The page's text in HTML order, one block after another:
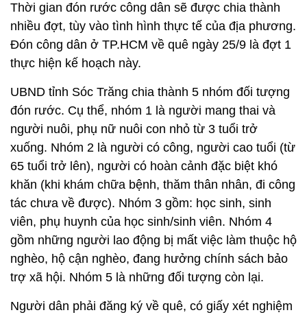
Thời gian đón rước công dân sẽ được chia thành
nhiều đợt, tùy vào tình hình thực tế của địa phương.
Đón công dân ở TP.HCM về quê ngày 25/9 là đợt 1
thực hiện kế hoạch này.
UBND tỉnh Sóc Trăng chia thành 5 nhóm đối tượng
đón rước. Cụ thể, nhóm 1 là người mang thai và
người nuôi, phụ nữ nuôi con nhỏ từ 3 tuổi trở
xuống. Nhóm 2 là người có công, người cao tuổi (từ
65 tuổi trở lên), người có hoàn cảnh đặc biệt khó
khăn (khi khám chữa bệnh, thăm thân nhân, đi công
tác chưa về được). Nhóm 3 gồm: học sinh, sinh
viên, phụ huynh của học sinh/sinh viên. Nhóm 4
gồm những người lao động bị mất việc làm thuộc hộ
nghèo, hộ cận nghèo, đang hưởng chính sách bảo
trợ xã hội. Nhóm 5 là những đối tượng còn lại.
Người dân phải đăng ký về quê, có giấy xét nghiệm